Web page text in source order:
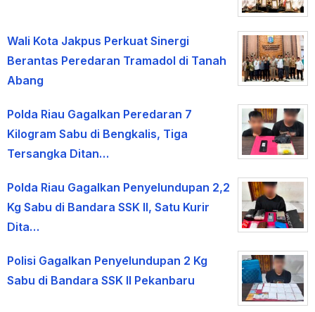
Wali Kota Jakpus Perkuat Sinergi
Berantas Peredaran Tramadol di Tanah
Abang
Polda Riau Gagalkan Peredaran 7
Kilogram Sabu di Bengkalis, Tiga
Tersangka Ditan…
Polda Riau Gagalkan Penyelundupan 2,2
Kg Sabu di Bandara SSK II, Satu Kurir
Dita…
Polisi Gagalkan Penyelundupan 2 Kg
Sabu di Bandara SSK II Pekanbaru